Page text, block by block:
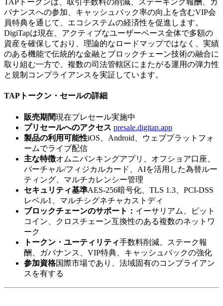
TAPトークンは、取引手数料の削減、ステーキング報酬、ガ
バナンスへの参加、キャッシュバック率の向上を含むVIP会
員特典を通じて、エコシステムの経済性を促進します。
DigiTapは現在、アクティブなユーザーベース全体で多額の
資産を確保しており、理論的なロードマップではなく、実績
のある機能で伝統的な金融とブロックチェーン技術の融合に
取り組む一方で、複数の司法管轄区にまたがる運用の弾力性
と規制コンプライアンスを実証しています。
TAPトークン・セールの詳細
販売期間現在プレセール実施中
プリセールへのアクセス presale.digitap.app
製品の利用可能性iOS、Android、ウェブプラットフォ
ームでライブ配信
主な特徴オムニバンキングアプリ、オフショア口座、
バーチャル/フィジカルカード、AIを活用した為替ルー
ティング、マルチカレンシー管理
セキュリティ基準AES-256暗号化、TLS 1.3、PCI-DSS
レベル1、マルチシグネチャカストディ
ブロックチェーンのサポート： イーサリアム、ビット
コイン、クロスチェーン互換性のある複数のネットワ
ーク
トークン・ユーティリティ手数料削減、ステーク報
酬、ガバナンス、VIP特典、キャッシュバックの強化
参加資格国際市場であり、法域固有のコンプライアン
スを有する